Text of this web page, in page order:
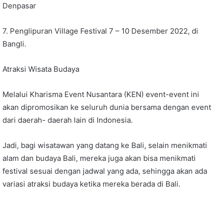
Denpasar
7. Penglipuran Village Festival 7 – 10 Desember 2022, di
Bangli.
Atraksi Wisata Budaya
Melalui Kharisma Event Nusantara (KEN) event-event ini
akan dipromosikan ke seluruh dunia bersama dengan event
dari daerah- daerah lain di Indonesia.
Jadi, bagi wisatawan yang datang ke Bali, selain menikmati
alam dan budaya Bali, mereka juga akan bisa menikmati
festival sesuai dengan jadwal yang ada, sehingga akan ada
variasi atraksi budaya ketika mereka berada di Bali.